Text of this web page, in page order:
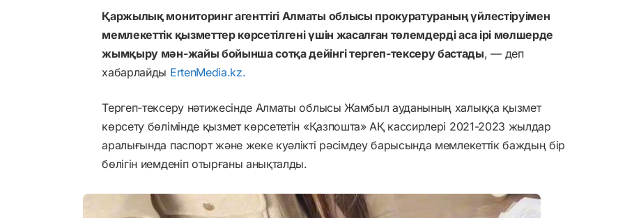
Қаржылық мониторинг агенттігі Алматы облысы прокуратураның үйлестіруімен
мемлекеттік қызметтер көрсетілгені үшін жасалған төлемдерді аса ірі мөлшерде
жымқыру мән-жайы бойынша сотқа дейінгі тергеп-тексеру бастады, — деп
хабарлайды ErtenMedia.kz.
Тергеп-тексеру нәтижесінде Алматы облысы Жамбыл ауданының халыққа қызмет
көрсету бөлімінде қызмет көрсететін «Қазпошта» АҚ кассирлері 2021-2023 жылдар
аралығында паспорт және жеке куәлікті рәсімдеу барысында мемлекеттік баждың бір
бөлігін иемденіп отырғаны анықталды.